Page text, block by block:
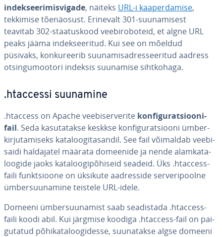
in­deksee­ri­mis­vi­gade, näiteks URL-i kaa­per­da­mise,
tekkimise tõe­näo­sust. Erinevalt 301-suu­na­mi­sest
teavitab 302-staa­tus­kood vee­bi­ro­bo­teid, et algne URL
peaks jääma in­deksee­ri­tud. Kui see on mõeldud
püsivaks, kon­ku­ree­rib suu­na­misad­res­see­ri­tud aadress
ot­sin­gu­moo­tori indeksis suunamise siht­ko­haga.
.htaccessi suunamine
.htaccess on Apache vee­bi­ser­ve­rite kon­fi­gu­rat­sioo­ni­
fail. Seda ka­su­ta­takse keskkse kon­fi­gu­rat­siooni üm­ber­
kir­ju­ta­miseks ka­ta­loo­gi­ta­san­dil. See fail võimaldab vee­bi­
saidi hal­da­ja­tel määrata domeenide ja nende alam­ka­ta­
loo­gide jaoks ka­ta­loo­gi­põ­hi­seid seadeid. Üks .htaccess-
faili funkt­sioone on üksikute aad­res­side ser­ve­ri­poolne
üm­ber­suu­na­mine teistele URL-idele.
Domeeni üm­ber­suu­na­mist saab sea­dis­tada .htaccess-
faili koodi abil. Kui järgmise koodiga .htaccess-fail on pai­
gu­ta­tud põ­hi­ka­ta­loo­gi­desse, suu­na­takse algse domeeni